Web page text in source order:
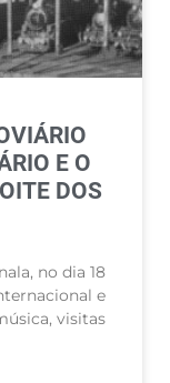
E O
DOS
no dia 18
e
visitas